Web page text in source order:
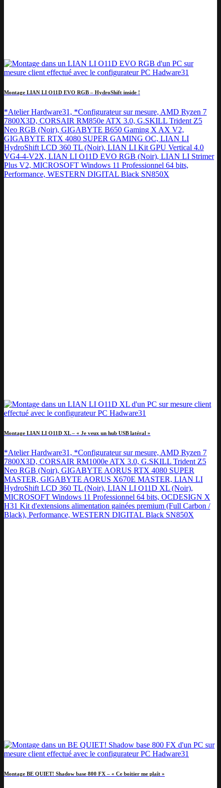
Montage LIAN LI O11D EVO RGB – HydroShift inside !
*Atelier Hardware31, *Configurateur sur mesure, AMD Ryzen 7
7800X3D, CORSAIR RM850e ATX 3.0, G.SKILL Trident Z5
Neo RGB (Noir), GIGABYTE B650 Gaming X AX V2,
GIGABYTE RTX 4080 SUPER GAMING OC, LIAN LI
HydroShift LCD 360 TL (Noir), LIAN LI Kit GPU Vertical 4.0
VG4-4-V2X, LIAN LI O11D EVO RGB (Noir), LIAN LI Strimer
Plus V2, MICROSOFT Windows 11 Professionnel 64 bits,
Performance, WESTERN DIGITAL Black SN850X
Montage LIAN LI O11D XL – « Je veux un hub USB latéral »
*Atelier Hardware31, *Configurateur sur mesure, AMD Ryzen 7
7800X3D, CORSAIR RM1000e ATX 3.0, G.SKILL Trident Z5
Neo RGB (Noir), GIGABYTE AORUS RTX 4080 SUPER
MASTER, GIGABYTE AORUS X670E MASTER, LIAN LI
HydroShift LCD 360 TL (Noir), LIAN LI O11D XL (Noir),
MICROSOFT Windows 11 Professionnel 64 bits, OCDESIGN X
H31 Kit d'extensions alimentation gainées premium (Full Carbon /
Black), Performance, WESTERN DIGITAL Black SN850X
Montage BE QUIET! Shadow base 800 FX – « Ce boitier me plaît »